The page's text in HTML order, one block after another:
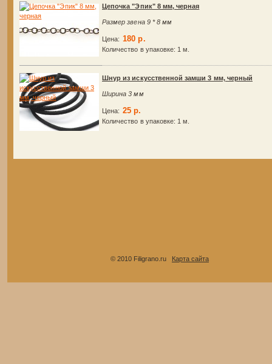
Цепочка "Эпик" 8 мм, черная
Размер звена 9 * 8 мм
Цена: 180 р.
Количество в упаковке: 1 м.
Шнур из искусственной замши 3 мм, черный
Ширина 3 мм
Цена: 25 р.
Количество в упаковке: 1 м.
© 2010 Filigrano.ru Карта сайта